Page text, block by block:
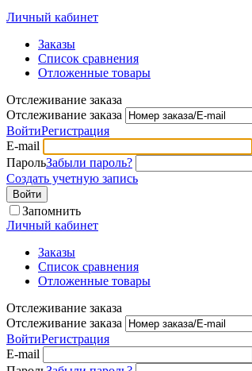
Личный кабинет
Заказы
Список сравнения
Отложенные товары
Отслеживание заказа
Отслеживание заказа
ВойтиРегистрация
E-mail
ПарольЗабыли пароль?
Создать учетную запись
Войти
Запомнить
Личный кабинет
Заказы
Список сравнения
Отложенные товары
Отслеживание заказа
Отслеживание заказа
ВойтиРегистрация
E-mail